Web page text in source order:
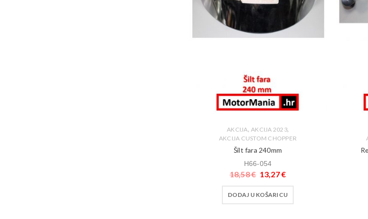
AKCIJA, AKCIJA 2023,
AKCIJA CUSTOM CHOPPER
Šilt fara 240mm
H66-054
18,58€ 13,27€
DODAJ U KOŠARICU